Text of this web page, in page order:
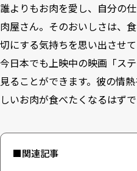
誰よりもお肉を愛し、自分の
肉屋さん。そのおいしさは、
切にする気持ちを思い出させ
今日本でも上映中の映画「ス
見ることができます。彼の情
しいお肉が食べたくなるはずで
■関連記事